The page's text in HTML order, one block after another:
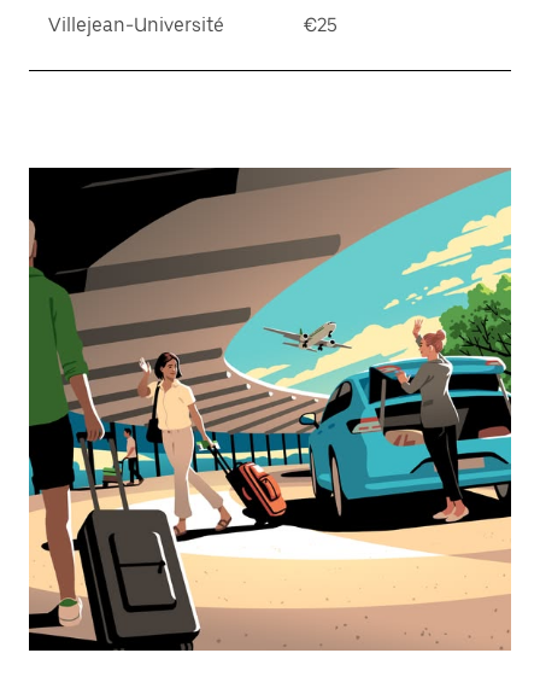
Villejean-Université €25